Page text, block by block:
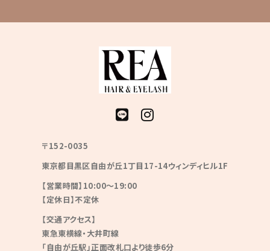
〒152-0035
東京都目黒区自由が丘1丁目17-14ウィンディヒル1F
【営業時間】10:00〜19:00
【定休日】不定休
【交通アクセス】
東急東横線・大井町線
「自由が丘駅」正面改札口より徒歩6分